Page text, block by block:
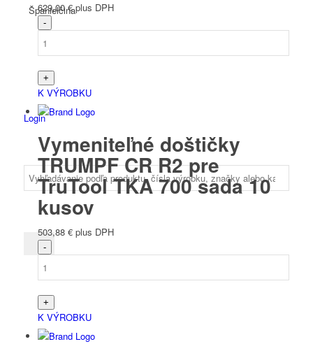
Španielčina
Login
629,00€ plus DPH
K VÝROBKU
Vymeniteľné doštičky
TRUMPF CR R2 pre
TruTool TKA 700 sada 10
kusov
503,88 € plus DPH
K VÝROBKU